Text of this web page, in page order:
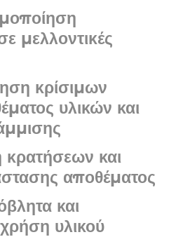
μελλοντικές
κρίσιμων
υλικών και
και
αποθέματος
και
υλικού